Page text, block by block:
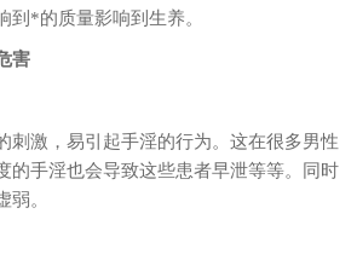
到*的质量影响到生养。
害
刺激，易引起手淫的行为。这在很多男性
的手淫也会导致这些患者早泄等等。同时
弱。